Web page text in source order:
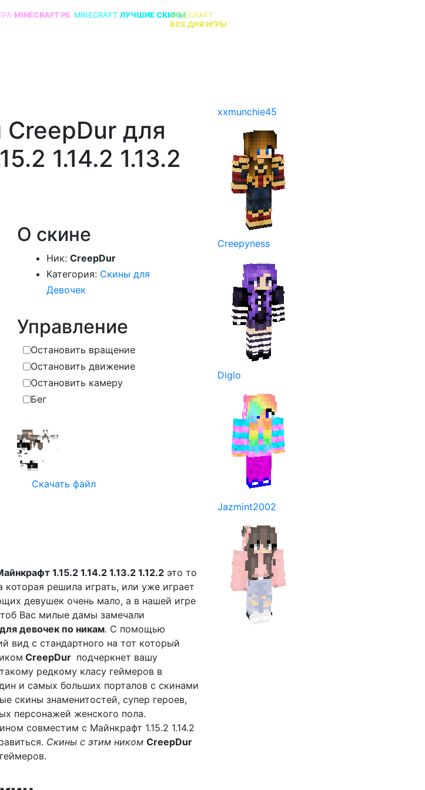
MINECRAFT PE MINECRAFT ЛУЧШИЕ СКИНЫMINECRAFT
ВСЕ ДЛЯ ИГРЫ
для
1.14.2 1.13.2
О скине
Ник: CreepDur
Категория: Скины для
Девочек
Управление
Остановить вращение
Остановить движение
Остановить камеру
Бег
Скачать файл
1.15.2 1.14.2 1.13.2 1.12.2 это то
решила играть, или уже играет
девушек очень мало, а в нашей игре
Вас милые дамы замечали
девочек по никам. С помощью
вид с стандартного на тот который
CreepDur подчеркнет вашу
редкому класу геймеров в
и самых больших порталов с скинами
скины знаменитостей, супер героев,
персонажей женского пола.
совместим с Майнкрафт 1.15.2 1.14.2
Скины с этим ником CreepDur
xxmunchie45
Creepyness
Diglo
Jazmint2002